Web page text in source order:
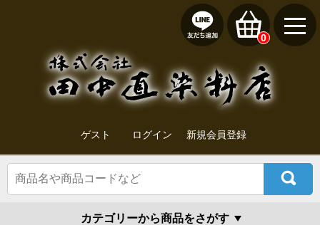
ゲスト ログイン 新規会員登録
0
カテゴリーから商品をさがす